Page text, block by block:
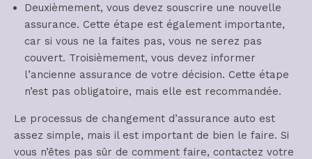
Deuxièmement, vous devez souscrire une nouvelle
assurance. Cette étape est également importante,
car si vous ne la faites pas, vous ne serez pas
couvert. Troisièmement, vous devez informer
l’ancienne assurance de votre décision. Cette étape
n’est pas obligatoire, mais elle est recommandée.
Le processus de changement d’assurance auto est
assez simple, mais il est important de bien le faire. Si
vous n’êtes pas sûr de comment faire, contactez votre